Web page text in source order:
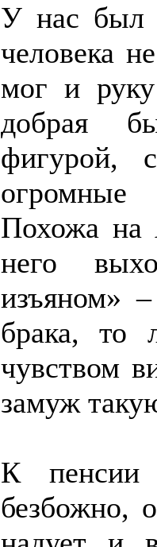
У нас был
человека
мог и
добрая
фигурой,
огромные
Похожа на
него
изъяном»
брака, то
чувством
замуж
К пенсии
безбожно,